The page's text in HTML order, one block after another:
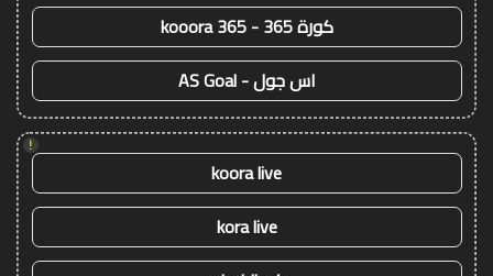
كورة 365 - kooora 365
اس جول - AS Goal
!
koora live
kora live